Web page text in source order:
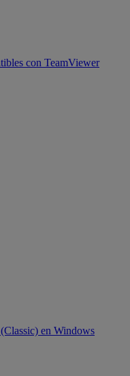
con TeamViewer
en Windows